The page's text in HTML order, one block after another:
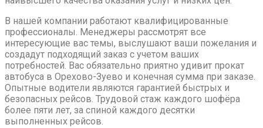
В нашей компании работают квалифицированные
профессионалы. Менеджеры рассмотрят все
интересующие вас темы, выслушают ваши пожелания и
создадут подходящий заказ с учетом ваших
потребностей. Вас обязательно приятно удивит прокат
автобуса в Орехово-Зуево и конечная сумма при заказе.
Опытные водители являются гарантией быстрых и
безопасных рейсов. Трудовой стаж каждого шофёра
более пяти лет, за спиной каждого десятки
выполненных рейсов.